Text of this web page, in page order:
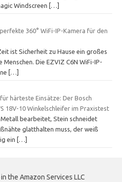
Windscreen
[…]
perfekte 360° WiFi-IP-Kamera für den
ist Sicherheit zu Hause ein großes
Menschen. Die EZVIZ C6N WiFi-IP-
[…]
härteste Einsätze: Der Bosch
18V-10 Winkelschleifer im Praxistest
bearbeitet, Stein schneidet
glatthalten muss, der weiß
ein
[…]
the Amazon Services LLC